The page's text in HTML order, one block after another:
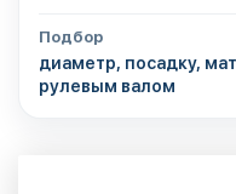
Подбор
диаметр, посадку,
рулевым валом